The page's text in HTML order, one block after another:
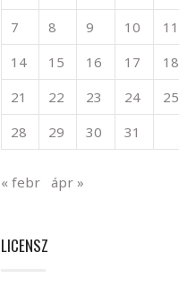
7
8 9 10 11
14
15 16 17 18
21
22 23 24 25
28
29 30 31
« febr ápr »
LICENSZ